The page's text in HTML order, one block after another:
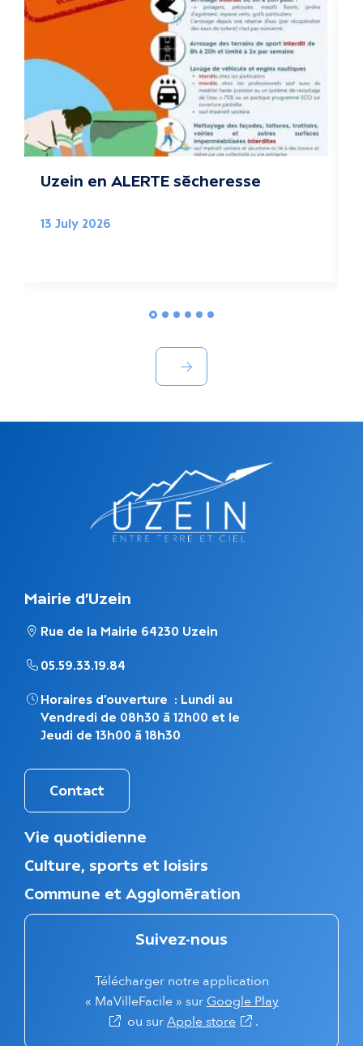
t
u
l
i
Uzein en ALERTE sécheresse
13 July 2026
Mairie d'Uzein
Rue de la Mairie 64230 Uzein
05.59.33.19.84
Horaires d’ouverture : Lundi au
Vendredi de 08h30 à 12h00 et le
Jeudi de 13h00 à 18h30
Contact
M
n
u
d
u
Vie quotidienne
Culture, sports et loisirs
Commune et Agglomération
Suivez-nous
Télécharger notre application
« MaVilleFacile » sur Google Play(s'ouvre dans
ou surApple store(s'ouvre dans un
.